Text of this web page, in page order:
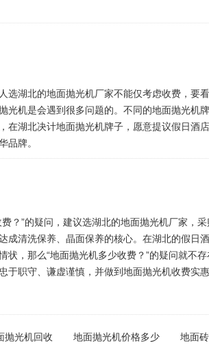
选湖北的地面抛光机厂家不能仅考虑收费，要
光机是会遇到很多问题的。不同的地面抛光机
在湖北决计地面抛光机牌子，愿意提议假日酒
品牌。
？”的疑问，建议选湖北的地面抛光机厂家，
成清洗保养、晶面保养的核心。在湖北的假日
状，那么“地面抛光机多少收费？”的疑问就不
于职守、谦虚谨慎，并做到地面抛光机收费实惠
抛光机回收 地面抛光机价格多少 地面